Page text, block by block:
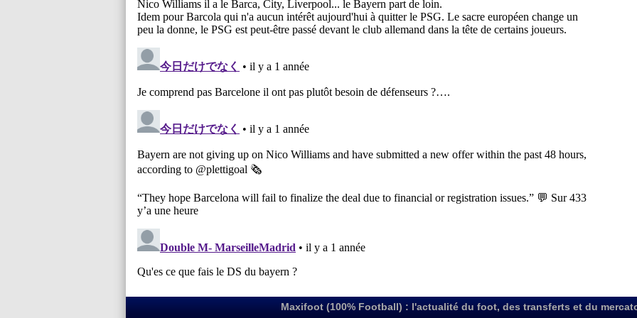
Maxifoot (100% Football) : l'actualité du foot, des transferts et du